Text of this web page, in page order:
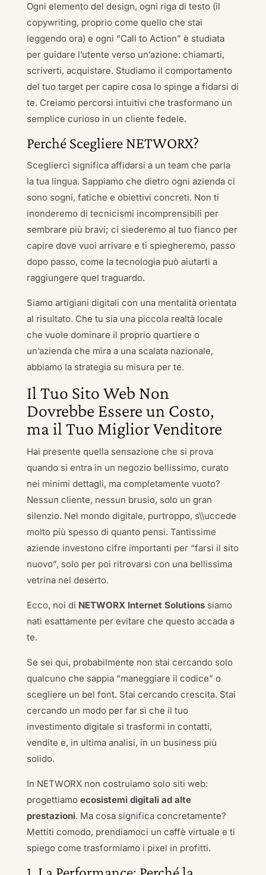
Ogni elemento del design, ogni riga di testo (il
copywriting, proprio come quello che stai
leggendo ora) e ogni “Call to Action” è studiata
per guidare l’utente verso un’azione: chiamarti,
scriverti, acquistare. Studiamo il comportamento
del tuo target per capire cosa lo spinge a fidarsi di
te. Creiamo percorsi intuitivi che trasformano un
semplice curioso in un cliente fedele.
Perché Scegliere NETWORX?
Sceglierci significa affidarsi a un team che parla
la tua lingua. Sappiamo che dietro ogni azienda ci
sono sogni, fatiche e obiettivi concreti. Non ti
inonderemo di tecnicismi incomprensibili per
sembrare più bravi; ci siederemo al tuo fianco per
capire dove vuoi arrivare e ti spiegheremo, passo
dopo passo, come la tecnologia può aiutarti a
raggiungere quel traguardo.
Siamo artigiani digitali con una mentalità orientata
al risultato. Che tu sia una piccola realtà locale
che vuole dominare il proprio quartiere o
un’azienda che mira a una scalata nazionale,
abbiamo la strategia su misura per te.
Il Tuo Sito Web Non
Dovrebbe Essere un Costo,
ma il Tuo Miglior Venditore
Hai presente quella sensazione che si prova
quando si entra in un negozio bellissimo, curato
nei minimi dettagli, ma completamente vuoto?
Nessun cliente, nessun brusio, solo un gran
silenzio. Nel mondo digitale, purtroppo, s\\uccede
molto più spesso di quanto pensi. Tantissime
aziende investono cifre importanti per “farsi il sito
nuovo”, solo per poi ritrovarsi con una bellissima
vetrina nel deserto.
Ecco, noi di NETWORX Internet Solutionssiamo
nati esattamente per evitare che questo accada a
te.
Se sei qui, probabilmente non stai cercando solo
qualcuno che sappia “maneggiare il codice” o
scegliere un bel font. Stai cercando crescita. Stai
cercando un modo per far sì che il tuo
investimento digitale si trasformi in contatti,
vendite e, in ultima analisi, in un business più
solido.
In NETWORX non costruiamo solo siti web:
progettiamo ecosistemi digitali ad alte
prestazioni. Ma cosa significa concretamente?
Mettiti comodo, prendiamoci un caffè virtuale e ti
spiego come trasformiamo i pixel in profitti.